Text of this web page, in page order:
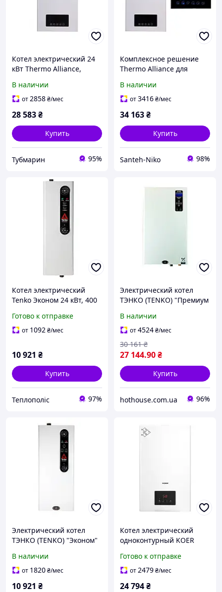
Котел электрический 24
кВт Thermo Alliance,
В наличии
от2858₴/мес
28 583₴
Купить
Тубмарин 95%
Комплексное решение
Thermo Alliance для
электрический котел 24
кВт + провинный
В наличии
от3416₴/мес
34 163₴
Купить
Santeh-Niko 98%
Котел электрический
Tenko Эконом 24 кВт, 400
Готово к отправке
от 1092₴/мес
10 921 ₴
Купить
Теплополіс 97%
Электрический котел
ТЭНКО (TENKO) "Премиум
(микропроц+насос+безоп
асность+бак)
В наличии
от4524₴/мес
27 144.90₴
30 161 ₴
Купить
hothouse.com.ua 96%
Электрический котел
ТЭНКО (TENKO) "Эконом"
В наличии
от 1820₴/мес
10 921 ₴
Котел электрический
одноконтурный KOER
цвет белый
Готово к отправке
от2479₴/мес
24 794₴